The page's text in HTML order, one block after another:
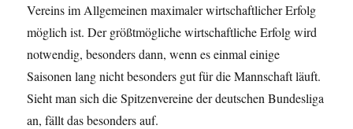
Vereins im Allgemeinen maximaler wirtschaftlicher Erfolg
möglich ist. Der größtmögliche wirtschaftliche Erfolg wird
notwendig, besonders dann, wenn es einmal einige
Saisonen lang nicht besonders gut für die Mannschaft läuft.
Sieht man sich die Spitzenvereine der deutschen Bundesliga
an, fällt das besonders auf.